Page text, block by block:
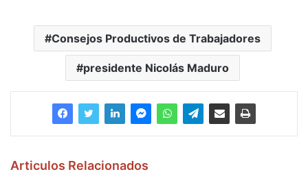
Consejos Productivos de Trabajadores
presidente Nicolás Maduro
Articulos Relacionados